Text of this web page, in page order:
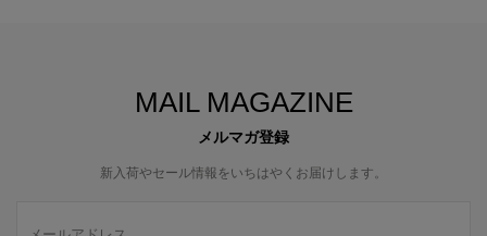
MAIL MAGAZINE
メルマガ登録
新入荷やセール情報をいちはやくお届けします。